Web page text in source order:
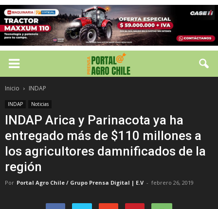
Inicio INDAP
INDAP Noticias
INDAP Arica y Parinacota ya ha
entregado más de $110 millones a
los agricultores damnificados de la
región
Por Portal Agro Chile / Grupo Prensa Digital | E.V - febrero 26, 2019